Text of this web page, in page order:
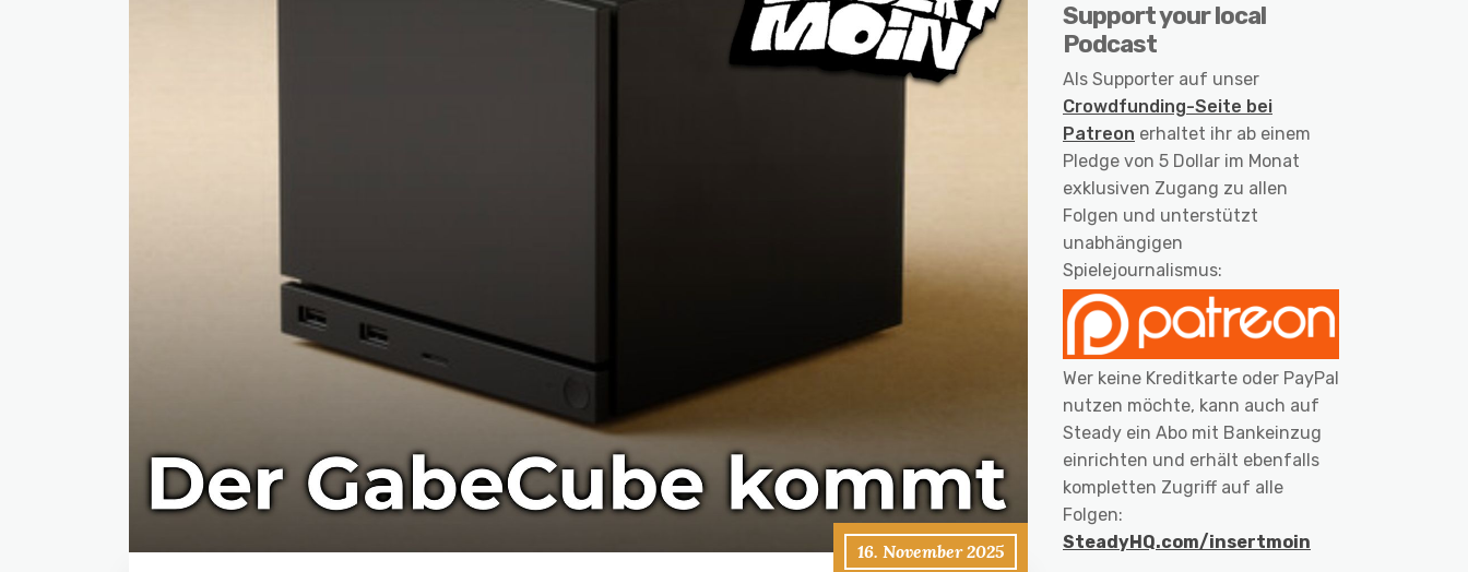
16. November 2025
Support your local
Podcast
Als Supporter auf unser
Crowdfunding-Seite bei
Patreon erhaltet ihr ab einem
Pledge von 5 Dollar im Monat
exklusiven Zugang zu allen
Folgen und unterstützt
unabhängigen
Spielejournalismus:
Wer keine Kreditkarte oder PayPal
nutzen möchte, kann auch auf
Steady ein Abo mit Bankeinzug
einrichten und erhält ebenfalls
kompletten Zugriff auf alle
Folgen:
SteadyHQ.com/insertmoin